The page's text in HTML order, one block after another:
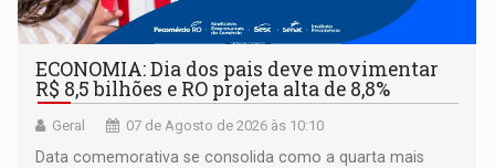
ECONOMIA: Dia dos pais deve movimentar
R$ 8,5 bilhões e RO projeta alta de 8,8%
Geral 07 de Agosto de 2026 às 10:10
Data comemorativa se consolida como a quarta mais